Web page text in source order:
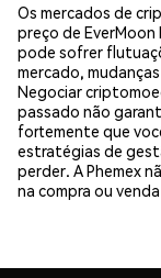
Os mercados de
preço de EverMoon
pode sofrer
mercado,
Negociar
passado não
fortemente que
estratégias de
perder. A Phemex
na compra ou